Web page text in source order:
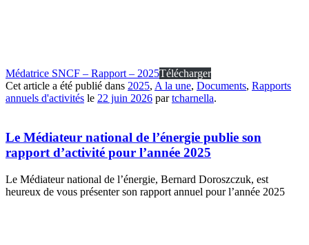
Médatrice SNCF – Rapport – 2025Télécharger
Cet article a été publié dans 2025, A la une, Documents, Rapports
annuels d'activités le 22 juin 2026 partcharnella.
Le Médiateur national de l’énergie publie son
rapport d’activité pour l’année 2025
Le Médiateur national de l’énergie, Bernard Doroszczuk, est
heureux de vous présenter son rapport annuel pour l’année 2025